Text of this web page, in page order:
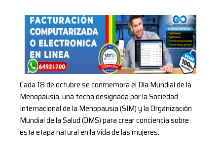
Cada 18 de octubre se conmemora el Día Mundial de la
Menopausia, una fecha designada por la Sociedad
Internacional de la Menopausia (SIM) y la Organización
Mundial de la Salud (OMS) para crear conciencia sobre
esta etapa natural en la vida de las mujeres.